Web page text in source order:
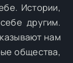
Истории,
другим.
нам
общества,